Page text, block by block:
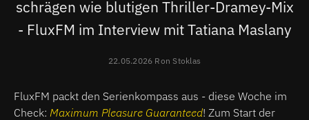
schrägen wie blutigen Thriller-Dramey-Mix
- FluxFM im Interview mit Tatiana Maslany
22.05.2026 Ron Stoklas
FluxFM packt den Serienkompass aus - diese Woche im
Check: Maximum Pleasure Guaranteed! Zum Start der